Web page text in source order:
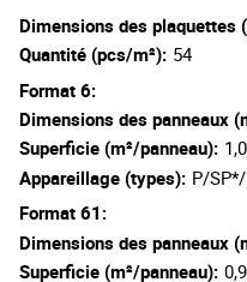
Dimensions des plaquettes
Quantité (pcs/m²): 54
Format 6:
Dimensions des panneaux
Superficie (m²/panneau): 1,0
Appareillage (types): P/SP*/
Format 61:
Dimensions des panneaux
Superficie (m²/panneau):